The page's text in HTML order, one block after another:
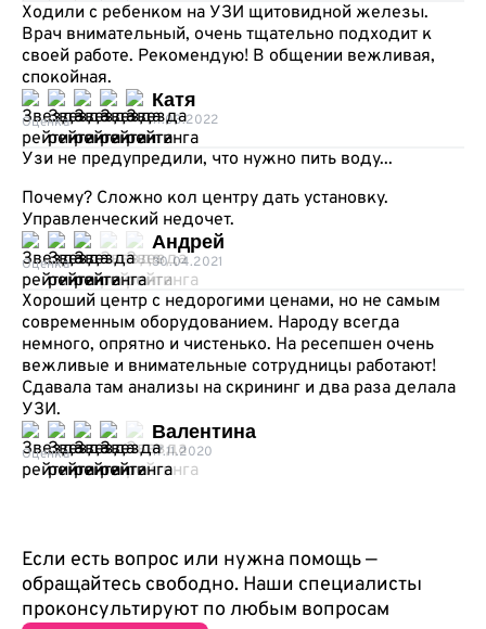
Ходили с ребенком на УЗИ щитовидной железы.
Врач внимательный, очень тщательно подходит к
своей работе. Рекомендую! В общении вежливая,
спокойная.
Оценка
Катя
11.03.2022
Узи не предупредили, что нужно пить воду...
Почему? Сложно кол центру дать установку.
Управленческий недочет.
Оценка
Андрей
30.04.2021
Хороший центр с недорогими ценами, но не самым
современным оборудованием. Народу всегда
немного, опрятно и чистенько. На ресепшен очень
вежливые и внимательные сотрудницы работают!
Сдавала там анализы на скрининг и два раза делала
УЗИ.
Оценка
Валентина
17.11.2020
Если есть вопрос или нужна помощь —
обращайтесь свободно. Наши специалисты
проконсультируют по любым вопросам